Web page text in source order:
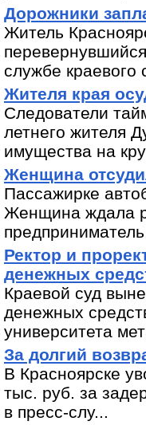
Дорожники
Житель
службе краевого
Жителя края
Следователи
летнего жителя
имущества на
Женщина
Пассажирке
Женщина ждала
Ректор и
денежных
Краевой суд
денежных
университета
За долгий
В Красноярске
тыс. руб. за
в пресс-слу...